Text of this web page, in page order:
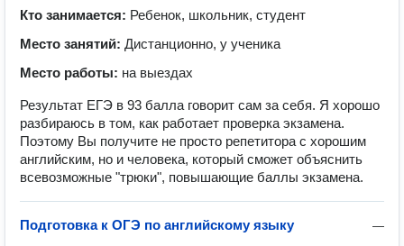
Кто занимается: Ребенок, школьник, студент
Место занятий: Дистанционно, у ученика
Место работы: на выездах
Результат ЕГЭ в 93 балла говорит сам за себя. Я хорошо
разбираюсь в том, как работает проверка экзамена.
Поэтому Вы получите не просто репетитора с хорошим
английским, но и человека, который сможет объяснить
всевозможные "трюки", повышающие баллы экзамена.
—
Подготовка к ОГЭ по английскому языку